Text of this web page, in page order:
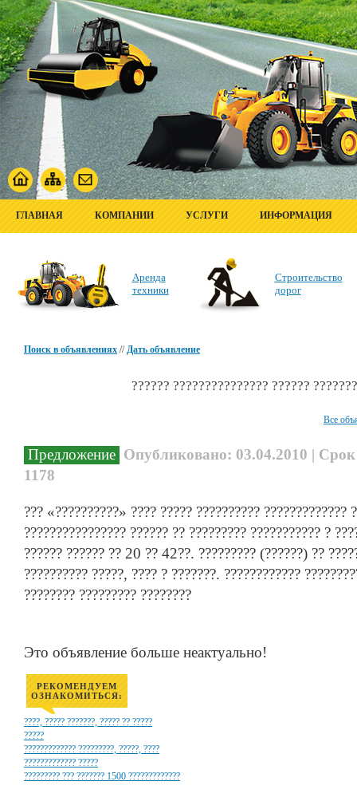
ГЛАВНАЯ КОМПАНИИ УСЛУГИ ИНФОРМАЦИЯ
Аренда
техники
Строительство
дорог
Поиск в объявлениях //Дать объявление
?????? ??????????????? ??????
Все
Предложение Опубликовано: 03.04.2010 |
1178
??? «??????????» ???? ????? ?????????? ?????????????
???????????????? ?????? ?? ????????? ??????????? ?
?????? ?????? ?? 20 ?? 42??. ????????? (??????) ??
?????????? ?????, ???? ? ???????. ????????????
???????? ????????? ????????
Это объявление больше неактуально!
РЕКОМЕНДУЕМ
ОЗНАКОМИТЬСЯ:
????, ????? ???????, ????? ?? ?????
?????
????????????? ?????????, ?????, ????
????????????? ?????
????????? ??? ??????? 1500 ?????????????